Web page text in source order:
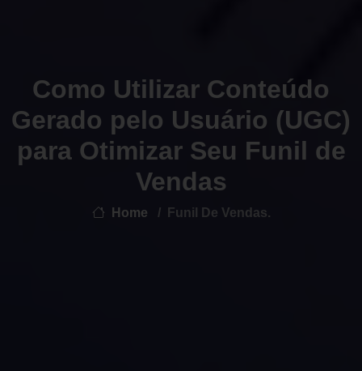
Como Utilizar Conteúdo
Gerado pelo Usuário (UGC)
para Otimizar Seu Funil de
Vendas
Home Funil De Vendas.